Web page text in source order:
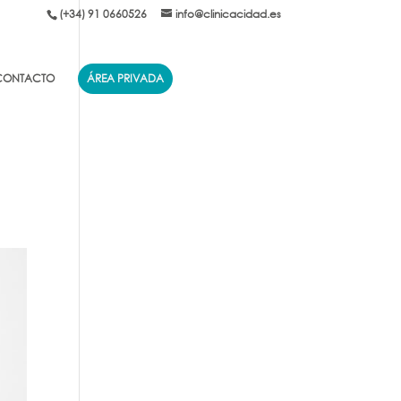
(+34) 91 0660526 info@clinicacidad.es
ÁREA PRIVADA